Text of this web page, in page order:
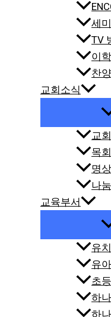
세
TV
이
찬
교회소식
교
목
명상
나
교육부서
유
유
초
하
하